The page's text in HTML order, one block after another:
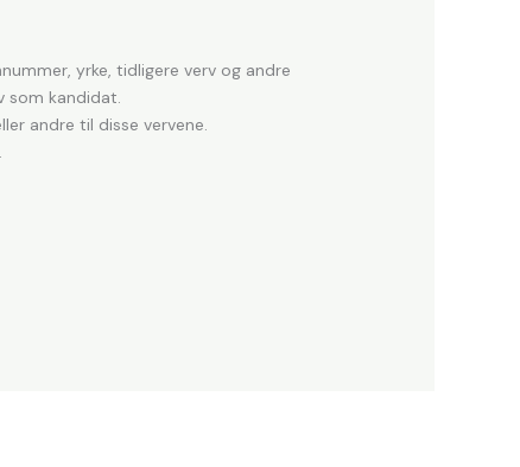
yrke, tidligere verv og andre
som kandidat.
andre til disse vervene.